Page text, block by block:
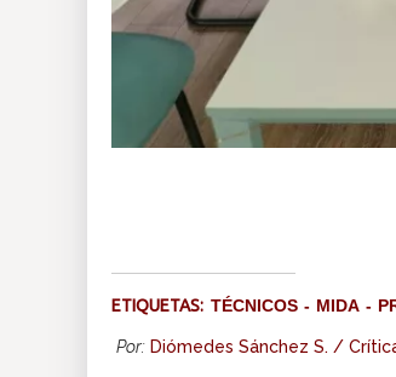
ETIQUETAS: TÉCNICOS MIDA
Por: Diómedes Sánchez S. /